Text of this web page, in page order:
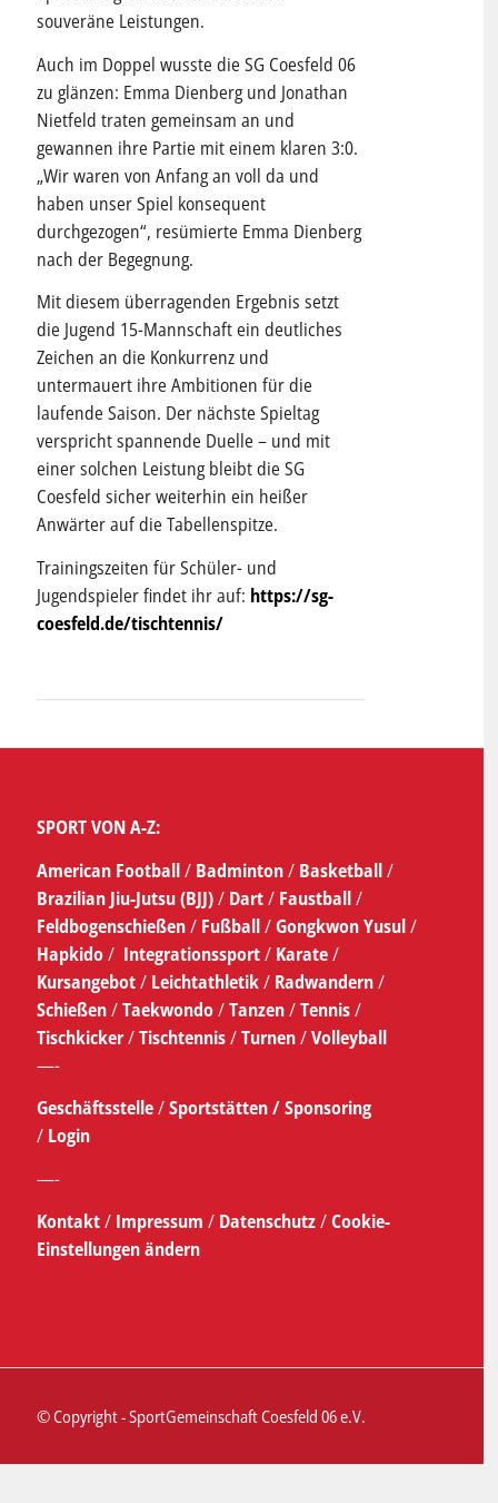
souveräne Leistungen.
Auch im Doppel wusste die SG Coesfeld 06
zu glänzen: Emma Dienberg und Jonathan
Nietfeld traten gemeinsam an und
gewannen ihre Partie mit einem klaren 3:0.
„Wir waren von Anfang an voll da und
haben unser Spiel konsequent
durchgezogen“, resümierte Emma Dienberg
nach der Begegnung.
Mit diesem überragenden Ergebnis setzt
die Jugend 15-Mannschaft ein deutliches
Zeichen an die Konkurrenz und
untermauert ihre Ambitionen für die
laufende Saison. Der nächste Spieltag
verspricht spannende Duelle – und mit
einer solchen Leistung bleibt die SG
Coesfeld sicher weiterhin ein heißer
Anwärter auf die Tabellenspitze.
Trainingszeiten für Schüler- und
Jugendspieler findet ihr auf: https://sg-
coesfeld.de/tischtennis/
SPORT VON A-Z:
American Football/ Badminton/ Basketball/
Brazilian Jiu-Jutsu (BJJ)/ Dart/ Faustball/
Feldbogenschießen/ Fußball/Gongkwon Yusul/
Hapkido/ Integrationssport/ Karate/
Kursangebot/Leichtathletik/ Radwandern/
Schießen/Taekwondo/Tanzen/Tennis/
Tischkicker/Tischtennis/Turnen/Volleyball
—-
Geschäftsstelle/Sportstätten /Sponsoring
/ Login
—-
Kontakt/ Impressum / Datenschutz/Cookie-
Einstellungen ändern
© Copyright - SportGemeinschaft Coesfeld 06 e.V.